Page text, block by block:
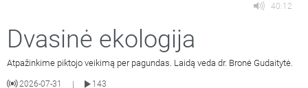
40:12
Dvasinė ekologija
Atpažinkime piktojo veikimą per pagundas. Laidą veda dr. Bronė Gudaitytė.
2026-07-31 |
143